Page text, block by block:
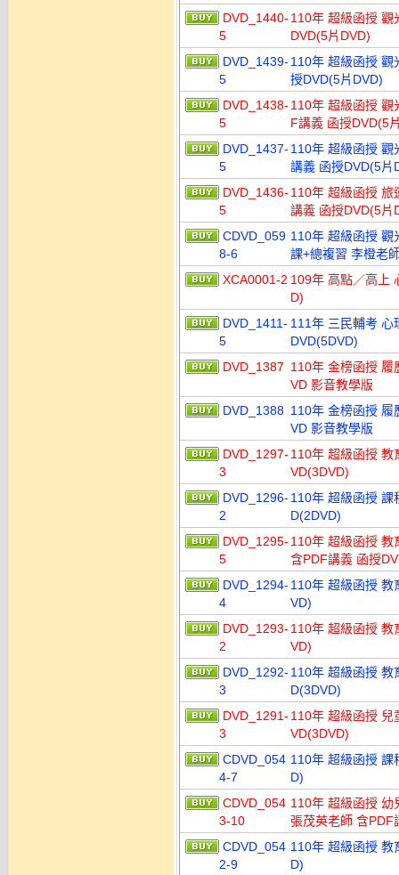
DVD_1440-
5
110年 超級函授 觀
DVD(5片DVD)
DVD_1439-
5
110年 超級函授 觀
授DVD(5片DVD)
DVD_1438-
5
110年 超級函授 觀
F講義 函授DVD(5
DVD_1437-
5
110年 超級函授 觀
講義 函授DVD(5片
DVD_1436-
5
110年 超級函授 旅
講義 函授DVD(5片
CDVD_059
8-6
110年 超級函授 觀
課+總複習 李橙老
XCA0001-2 109年 高點／高上
D)
DVD_1411-
5
111年 三民輔考 心
DVD(5DVD)
DVD_1387 110年 金榜函授 履
VD 影音教學版
DVD_1388 110年 金榜函授 履
VD 影音教學版
DVD_1297-
3
110年 超級函授 教
VD(3DVD)
DVD_1296-
2
110年 超級函授 課
D(2DVD)
DVD_1295-
5
110年 超級函授 教
含PDF講義 函授
DVD_1294-
4
110年 超級函授 教
VD)
DVD_1293-
2
110年 超級函授 教
VD)
DVD_1292-
3
110年 超級函授 教
D(3DVD)
DVD_1291-
3
110年 超級函授 兒
VD(3DVD)
CDVD_054
4-7
110年 超級函授 課
D)
CDVD_054
3-10
110年 超級函授 幼
張茂英老師 含PDF
CDVD_054
2-9
110年 超級函授 教
D)